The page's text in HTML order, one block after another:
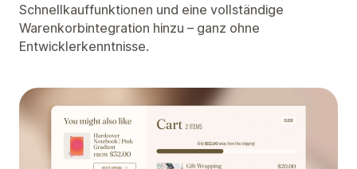
Schnellkauffunktionen und eine vollständige
Warenkorbintegration hinzu – ganz ohne
Entwicklerkenntnisse.